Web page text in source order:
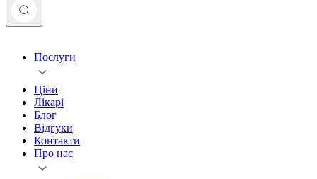
Послуги
Ціни
Лікарі
Блог
Відгуки
Контакти
Про нас